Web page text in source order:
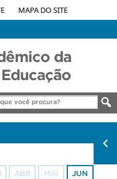
MAPA DO SITE
da
ABR MAI JUN